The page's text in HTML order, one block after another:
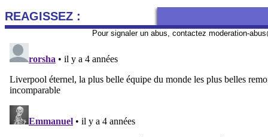
REAGISSEZ :
Pour signaler un abus, contactez moderation-